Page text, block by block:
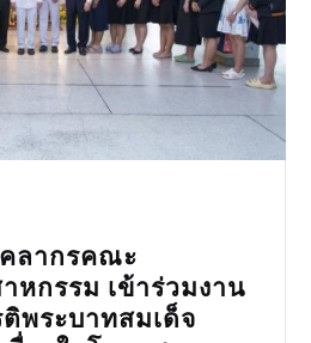
ลากรคณะ
หกรรม เข้าร่วมงาน
ติพระบาทสมเด็จ